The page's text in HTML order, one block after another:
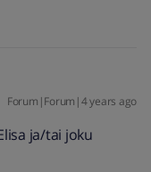
Forum|Forum|4 years ago
ja/tai joku